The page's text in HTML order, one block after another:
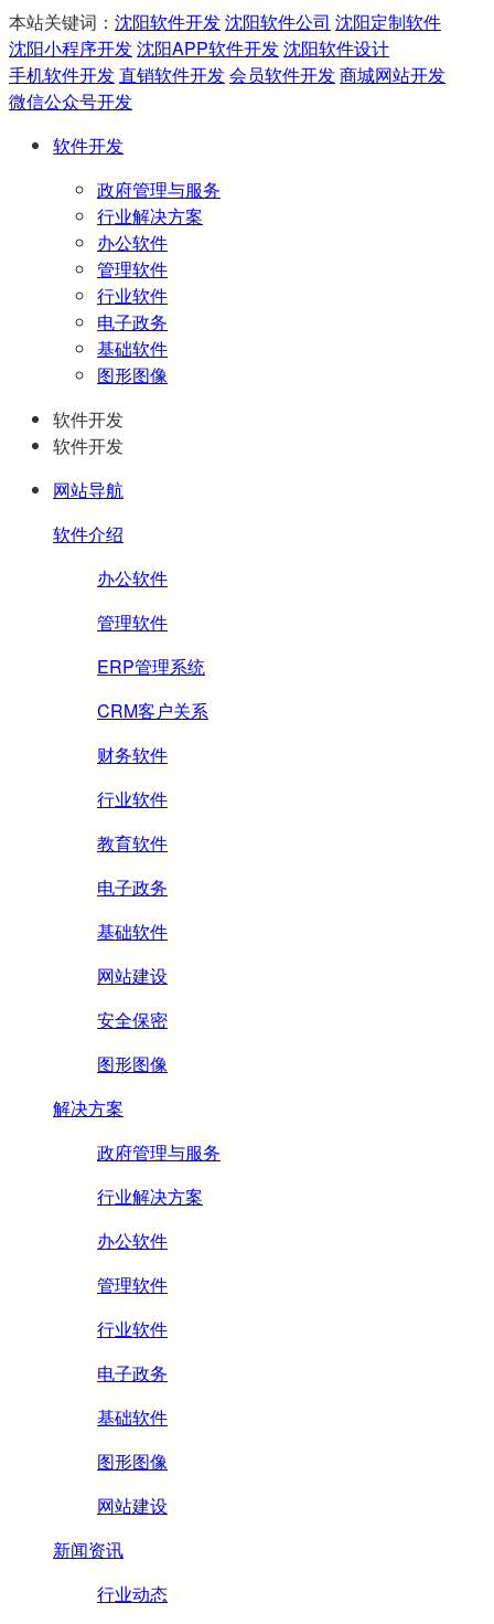
本站关键词： 沈阳软件开发沈阳软件公司 沈阳定制软件
沈阳小程序开发沈阳APP软件开发沈阳软件设计
手机软件开发直销软件开发会员软件开发商城网站开发
微信公众号开发
软件开发
政府管理与服务
行业解决方案
办公软件
管理软件
行业软件
电子政务
基础软件
图形图像
软件开发
软件开发
网站导航
软件介绍
办公软件
管理软件
ERP管理系统
CRM客户关系
财务软件
行业软件
教育软件
电子政务
基础软件
网站建设
安全保密
图形图像
解决方案
政府管理与服务
行业解决方案
办公软件
管理软件
行业软件
电子政务
基础软件
图形图像
网站建设
新闻资讯
行业动态